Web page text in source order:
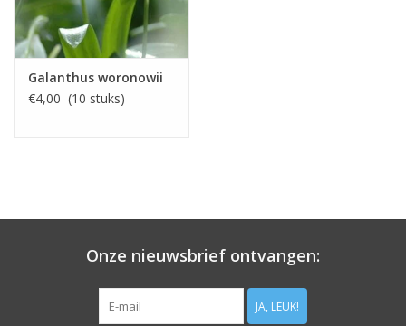
Galanthus woronowii
€4,00 (10 stuks)
Onze nieuwsbrief ontvangen:
JA, LEUK!